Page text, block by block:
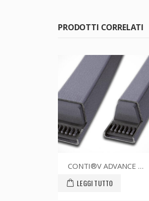
PRODOTTI CORRELATI
CONTI®V ADVANCE SPZ1487CR
LEGGI TUTTO